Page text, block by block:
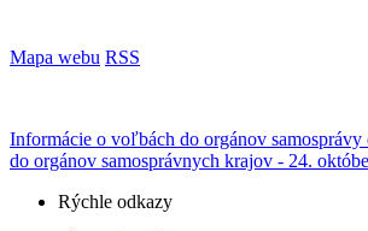
Mapa webu RSS
Informácie o voľbách do orgánov
do orgánov samosprávnych krajov - 24.
Rýchle odkazy